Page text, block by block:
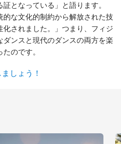
となっている」と語ります。
的な文化的制約から解放された技
されました。」つまり、フィジ
ンスと現代のダンスの両方を楽
たのです。
しょう！